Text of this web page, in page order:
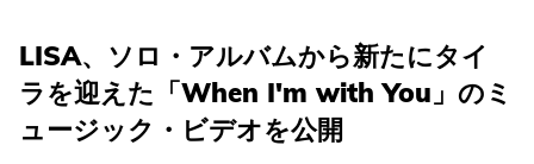
LISA、ソロ・アルバムから新たにタイ
ラを迎えた「When I'm with You」のミ
ュージック・ビデオを公開